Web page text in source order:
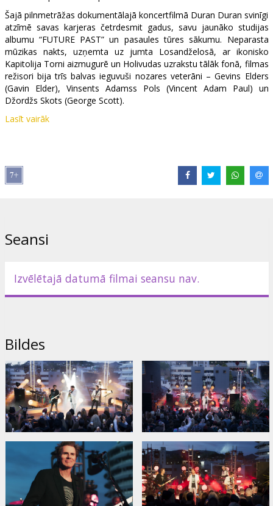
Kino
Klubs
Šajā pilnmetrāžas dokumentālajā koncertfilmā Duran Duran svinīgi
atzīmē savas karjeras četrdesmit gadus, savu jaunāko studijas
albumu “FUTURE PAST” un pasaules tūres sākumu. Neparasta
mūzikas nakts, uzņemta uz jumta Losandželosā, ar ikonisko
Kapitolija Torni aizmugurē un Holivudas uzrakstu tālāk fonā, filmas
režisori bija trīs balvas ieguvuši nozares veterāni – Gevins Elders
(Gavin Elder), Vinsents Adamss Pols (Vincent Adam Paul) un
Džordžs Skots (George Scott).
“A Hollywood High” atgādina mums par Duran Duran ražīgo un
intervijām, video no aizkulisēm un agrāk neredzētiem uzfilmētiem
arhīva materiāliem, kas iezīmē grupas izaugsmi, tai kļūstot par
FILMA ANGĻU VALODĀ AR SUBTITRIEM ANGĻU VALODĀ.
Izplatītājs: Abramorama
Saites: DuranDuran.com,Oficiālā mājas lapa
Lasīt vairāk
Seansi
Izvēlētajā datumā filmai seansu nav.
Bildes